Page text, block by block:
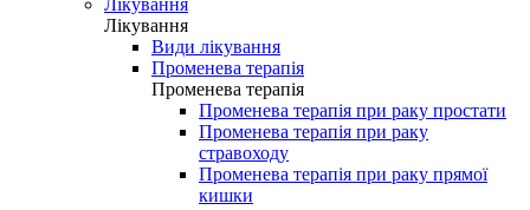
Лікування
Лікування
Види лікування
Променева терапія
Променева терапія
Променева терапія при раку простати
Променева терапія при раку
стравоходу
Променева терапія при раку прямої
кишки